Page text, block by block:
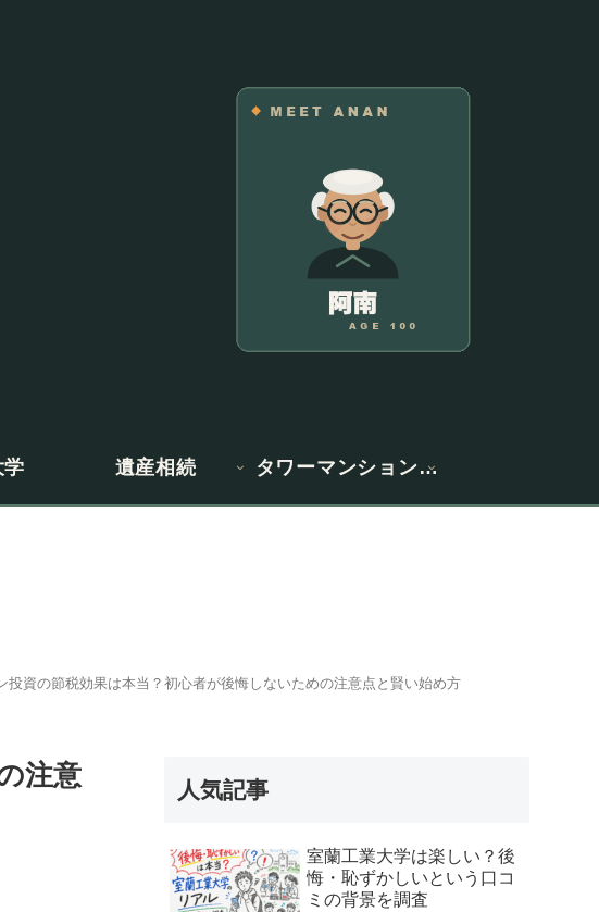
学 遺産相続 タワーマンション情
投資の節税効果は本当？初心者が後悔しないための注意点と賢い始め方
注意
人気記事
室蘭工業大学は楽しい？後
悔・恥ずかしいという口コ
ミの背景を調査